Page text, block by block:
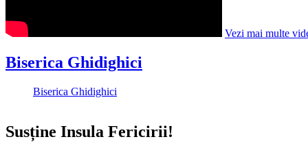
Vezi mai multe
Biserica Ghidighici
Biserica Ghidighici
Susține Insula Fericirii!